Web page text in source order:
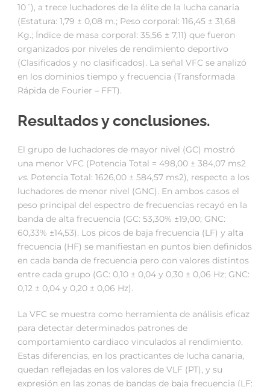
10´), a trece luchadores de la élite de la lucha canaria
(Estatura: 1,79 ± 0,08 m.; Peso corporal: 116,45 ± 31,68
Kg.; Índice de masa corporal: 35,56 ± 7,11) que fueron
organizados por niveles de rendimiento deportivo
(Clasificados y no clasificados). La señal VFC se analizó
en los dominios tiempo y frecuencia (Transformada
Rápida de Fourier – FFT).
Resultados y conclusiones.
El grupo de luchadores de mayor nivel (GC) mostró
una menor VFC (Potencia Total = 498,00 ± 384,07 ms2
vs. Potencia Total: 1626,00 ± 584,57 ms2), respecto a los
luchadores de menor nivel (GNC). En ambos casos el
peso principal del espectro de frecuencias recayó en la
banda de alta frecuencia (GC: 53,30% ±19,00; GNC:
60,33% ±14,53). Los picos de baja frecuencia (LF) y alta
frecuencia (HF) se manifiestan en puntos bien definidos
en cada banda de frecuencia pero con valores distintos
entre cada grupo (GC: 0,10 ± 0,04 y 0,30 ± 0,06 Hz; GNC:
0,12 ± 0,04 y 0,20 ± 0,06 Hz).
La VFC se muestra como herramienta de análisis eficaz
para detectar determinados patrones de
comportamiento cardiaco vinculados al rendimiento.
Estas diferencias, en los practicantes de lucha canaria,
quedan reflejadas en los valores de VLF (PT), y su
expresión en las zonas de bandas de baja frecuencia (LF: